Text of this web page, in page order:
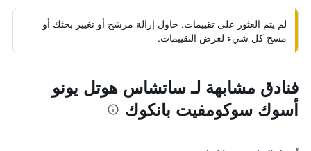
لم يتم العثور على تقييمات. حاول إزالة مرشح أو تغيير بحثك أو
مسح كل شيء لعرض التقييمات.
فنادق مشابهة لـ ساتشاس هوتل يونو
أسوك سوكومفيت بانكوك